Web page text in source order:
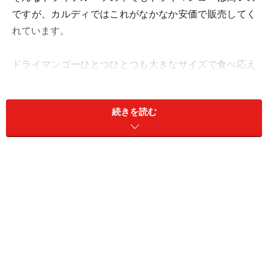
ですが、カルディではこれがなかなか安価で販売してく
れています。
ドライマンゴーひとつひとつも大きなサイズで食べ応え
宝しています。
続きを読む